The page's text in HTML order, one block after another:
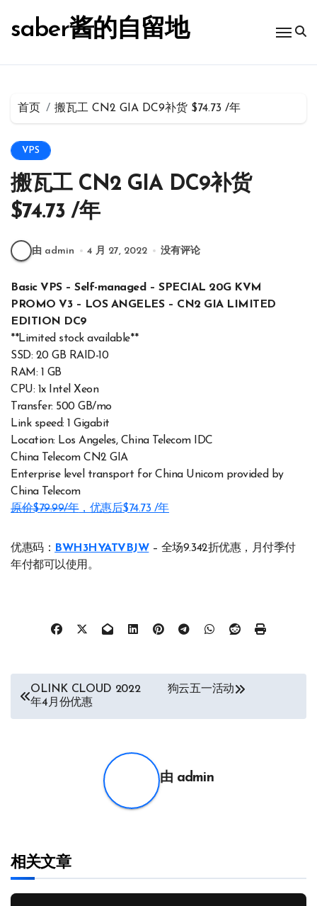
saber酱的自留地
首页 搬瓦工 CN2 GIA DC9补货 $74.73 /年
VPS
搬瓦工 CN2 GIA DC9补货
$74.73 /年
由 admin 4 月 27, 2022 没有评论
Basic VPS – Self-managed – SPECIAL 20G KVM
PROMO V3 – LOS ANGELES – CN2 GIA LIMITED
EDITION DC9
**Limited stock available**
SSD: 20 GB RAID-10
RAM: 1 GB
CPU: 1x Intel Xeon
Transfer: 500 GB/mo
Link speed: 1 Gigabit
Location: Los Angeles, China Telecom IDC
China Telecom CN2 GIA
Enterprise level transport for China Unicom provided by
China Telecom
原价$79.99/年，优惠后$74.73 /年
优惠码： BWH3HYATVBJW– 全场9.342折优惠，月付季付
年付都可以使用。
OLINK CLOUD 2022
年4月份优惠
狗云五一活动
由 admin
相关文章